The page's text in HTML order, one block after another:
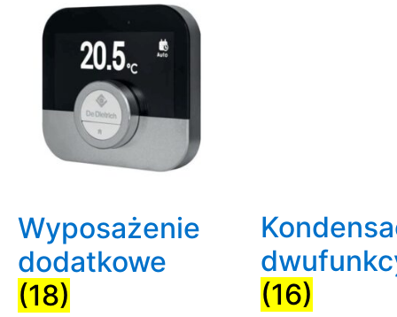
Wyposażenie
dodatkowe
(18)
(16)